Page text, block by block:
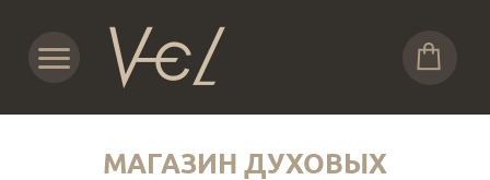
МАГАЗИН ДУХОВЫХ